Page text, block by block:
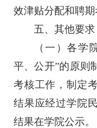
效津贴分配和聘期
五、其他要求
（一）各学
平、公开”的原则
考核工作，制定
结果应经过学院
结果在学院公示。